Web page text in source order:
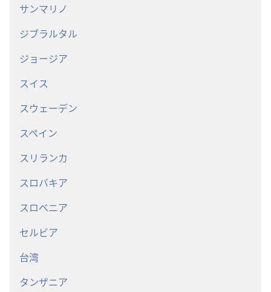
サンマリノ
ジブラルタル
ジョージア
スイス
スウェーデン
スペイン
スリランカ
スロバキア
スロベニア
セルビア
台湾
タンザニア